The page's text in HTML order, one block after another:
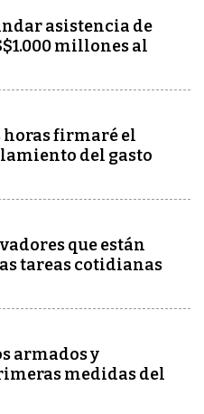
asistencia de
millones al
horas firmaré el
del gasto
que están
tareas cotidianas
armados y
medidas del